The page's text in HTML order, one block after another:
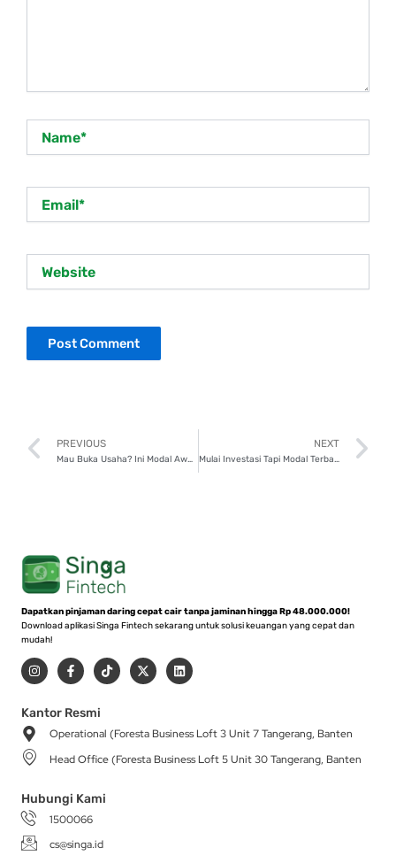
Prev
PREVIOUS
Mau Buka Usaha? Ini Modal Awal yang Harus Disiapkan Wirausahawan!
NEXT
Mulai Investasi Tapi Modal Terbatas? Coba 5 Jenis Ini!
Dapatkan pinjaman daring cepat cair tanpa jaminan hingga Rp 48.000.000!
Download aplikasi Singa Fintech sekarang untuk solusi keuangan yang cepat dan
mudah!
I
n
s
a
g
r
a
m
F
a
c
b
o
-
T
i
k
X
-
t
t
r
L
i
n
i
Kantor Resmi
Operational (Foresta Business Loft 3 Unit 7 Tangerang, Banten
Head Office (Foresta Business Loft 5 Unit 30 Tangerang, Banten
Hubungi Kami
1500066
cs@singa.id